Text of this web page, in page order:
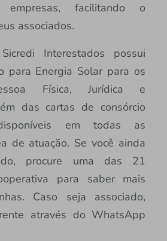
empresas, facilitando o
associados.
Interestados possui
para Energia Solar para os
Física, Jurídica e
das cartas de consórcio
em todas as
de atuação. Se você ainda
procure uma das 21
para saber mais
Caso seja associado,
através do WhatsApp